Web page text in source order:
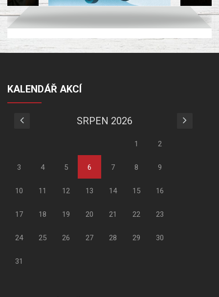
KALENDÁŘ AKCÍ
SRPEN 2026
1 2
3 4 5 6 7 8 9
10 11 12 13 14 15 16
17 18 19 20 21 22 23
24 25 26 27 28 29 30
31